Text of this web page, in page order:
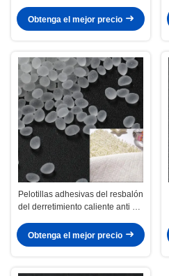
Obtenga el mejor precio
Pelotillas adhesivas del resbalón
del derretimiento caliente anti del
Obtenga el mejor precio